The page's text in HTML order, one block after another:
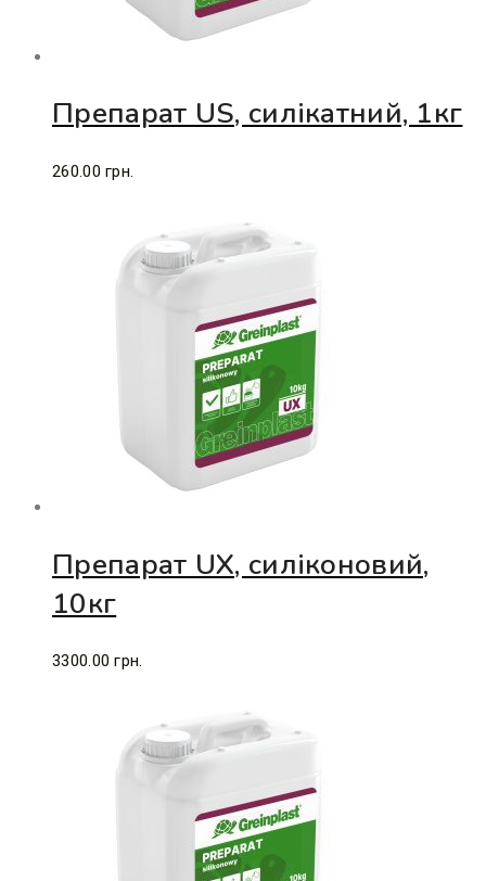
Препарат US, силікатний, 1кг
260.00 грн.
Препарат UХ, силіконовий,
10кг
3300.00 грн.